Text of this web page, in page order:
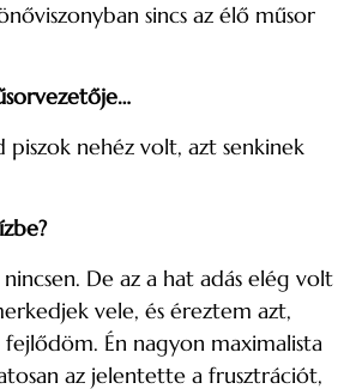
sincs az élő műsor
piszok nehéz volt, azt senkinek
De az a hat adás elég volt
vele, és éreztem azt,
Én nagyon maximalista
az jelentette a frusztrációt,